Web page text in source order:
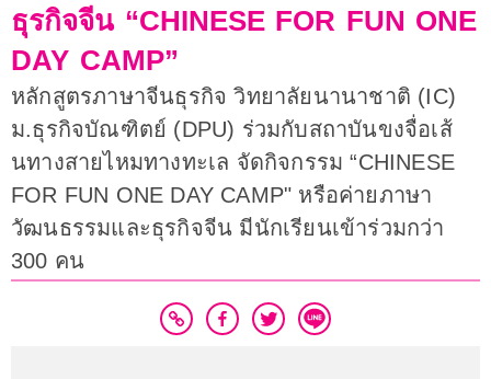
ธุรกิจจีน “CHINESE FOR FUN ONE
DAY CAMP”
หลักสูตรภาษาจีนธุรกิจ วิทยาลัยนานาชาติ (IC)
ม.ธุรกิจบัณฑิตย์ (DPU) ร่วมกับสถาบันขงจื่อเส้
นทางสายไหมทางทะเล จัดกิจกรรม “CHINESE
FOR FUN ONE DAY CAMP" หรือค่ายภาษา
วัฒนธรรมและธุรกิจจีน มีนักเรียนเข้าร่วมกว่า
300 คน